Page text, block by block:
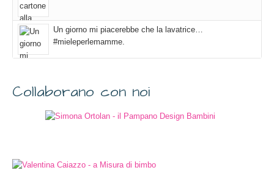
Un giorno mi piacerebbe che la lavatrice…
#mieleperlemamme.
Collaborano con noi